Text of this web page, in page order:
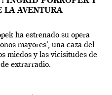
LA AVENTURA
ha estrenado su opera
mayores’, una caza del
miedos y las vicisitudes de
extrarradio.